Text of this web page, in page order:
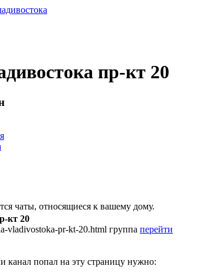
пр-кт 20
чаты, относящиеся к вашему дому.
кт 20
vladivostoka-pr-kt-20.html группа перейти
канал попал на эту страницу нужно: